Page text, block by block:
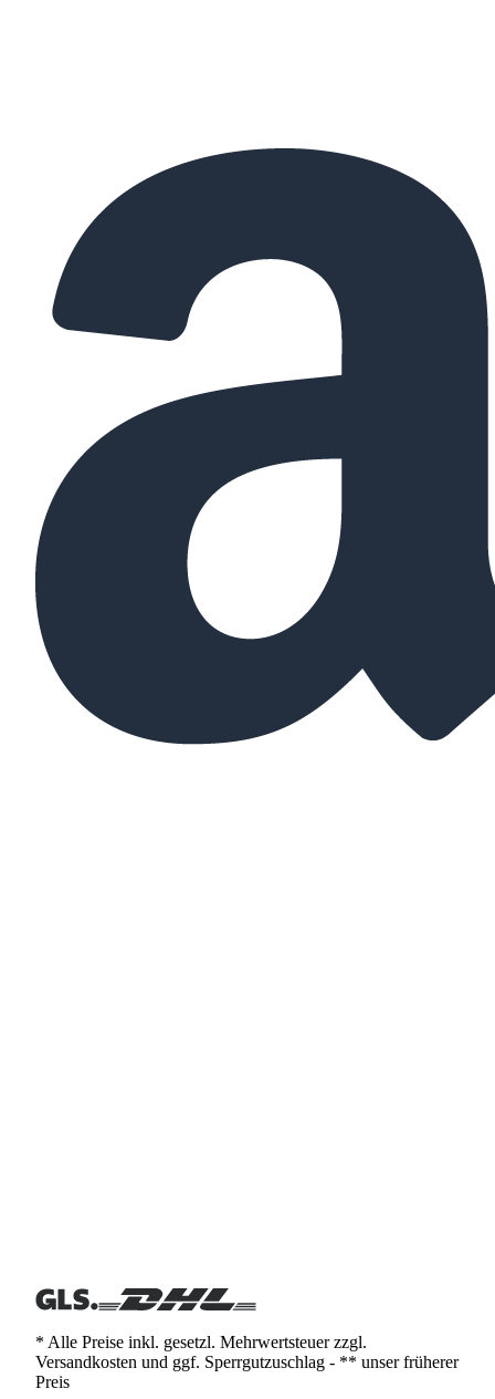
* Alle Preise inkl. gesetzl. Mehrwertsteuer zzgl.
Versandkosten und ggf. Sperrgutzuschlag - ** unser früherer
Preis